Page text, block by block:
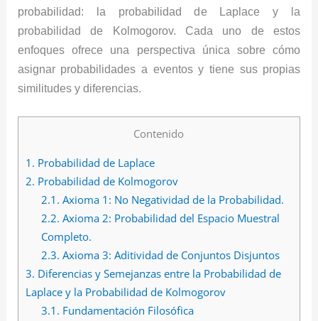
probabilidad: la probabilidad de Laplace y la
probabilidad de Kolmogorov. Cada uno de estos
enfoques ofrece una perspectiva única sobre cómo
asignar probabilidades a eventos y tiene sus propias
similitudes y diferencias.
Contenido
1. Probabilidad de Laplace
2. Probabilidad de Kolmogorov
2.1. Axioma 1: No Negatividad de la Probabilidad.
2.2. Axioma 2: Probabilidad del Espacio Muestral
Completo.
2.3. Axioma 3: Aditividad de Conjuntos Disjuntos
3. Diferencias y Semejanzas entre la Probabilidad de
Laplace y la Probabilidad de Kolmogorov
3.1. Fundamentación Filosófica